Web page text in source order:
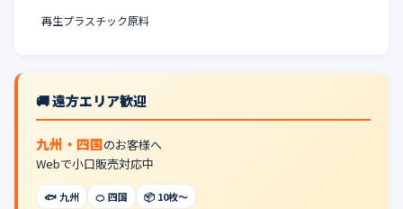
再生プラスチック原料
🚚 遠方エリア歓迎
九州・四国のお客様へ
Webで小口販売対応中
🐟 九州 🍊 四国 📦 10枚〜